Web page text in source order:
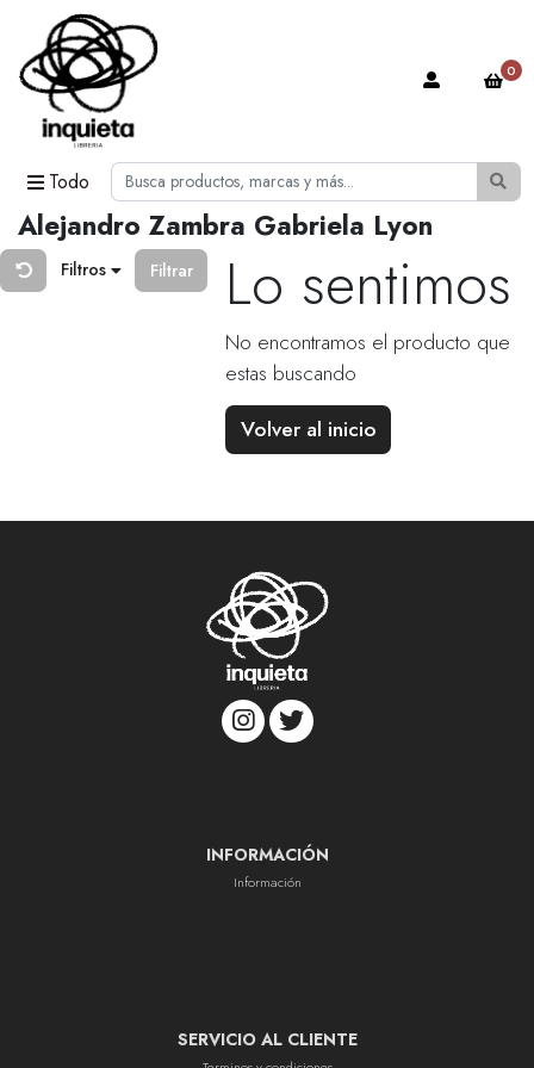
Todo
0
Alejandro Zambra Gabriela Lyon
Filtros Filtrar Lo sentimos
No encontramos el producto que
estas buscando
Volver al inicio
INFORMACIÓN
Información
SERVICIO AL CLIENTE